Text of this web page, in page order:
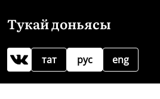
Тукай доньясы
рус
тат eng